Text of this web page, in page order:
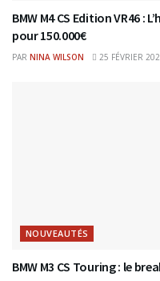
BMW M4 CS Edition VR46 :
pour 150.000€
PAR NINA WILSON 25 FÉVRIER
NOUVEAUTÉS
BMW M3 CS Touring : le